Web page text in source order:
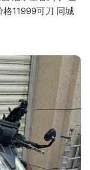
11999可刀 同城